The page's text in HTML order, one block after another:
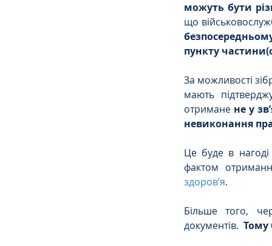
що
пункту
За можливості
мають
отримане не у
невиконання
Це буде в
фактом
здоров’я.
Більше того,
документів. Тому